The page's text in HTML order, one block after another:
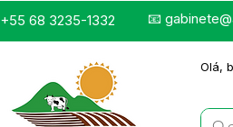
+55 68 3235-1332 📧
Olá,